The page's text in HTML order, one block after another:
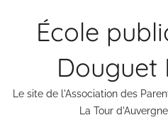
École
Douguet
Le site de l'Association des
La Tour